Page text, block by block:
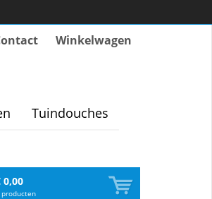
Winkelwagen
Tuindouches
0,00
producten